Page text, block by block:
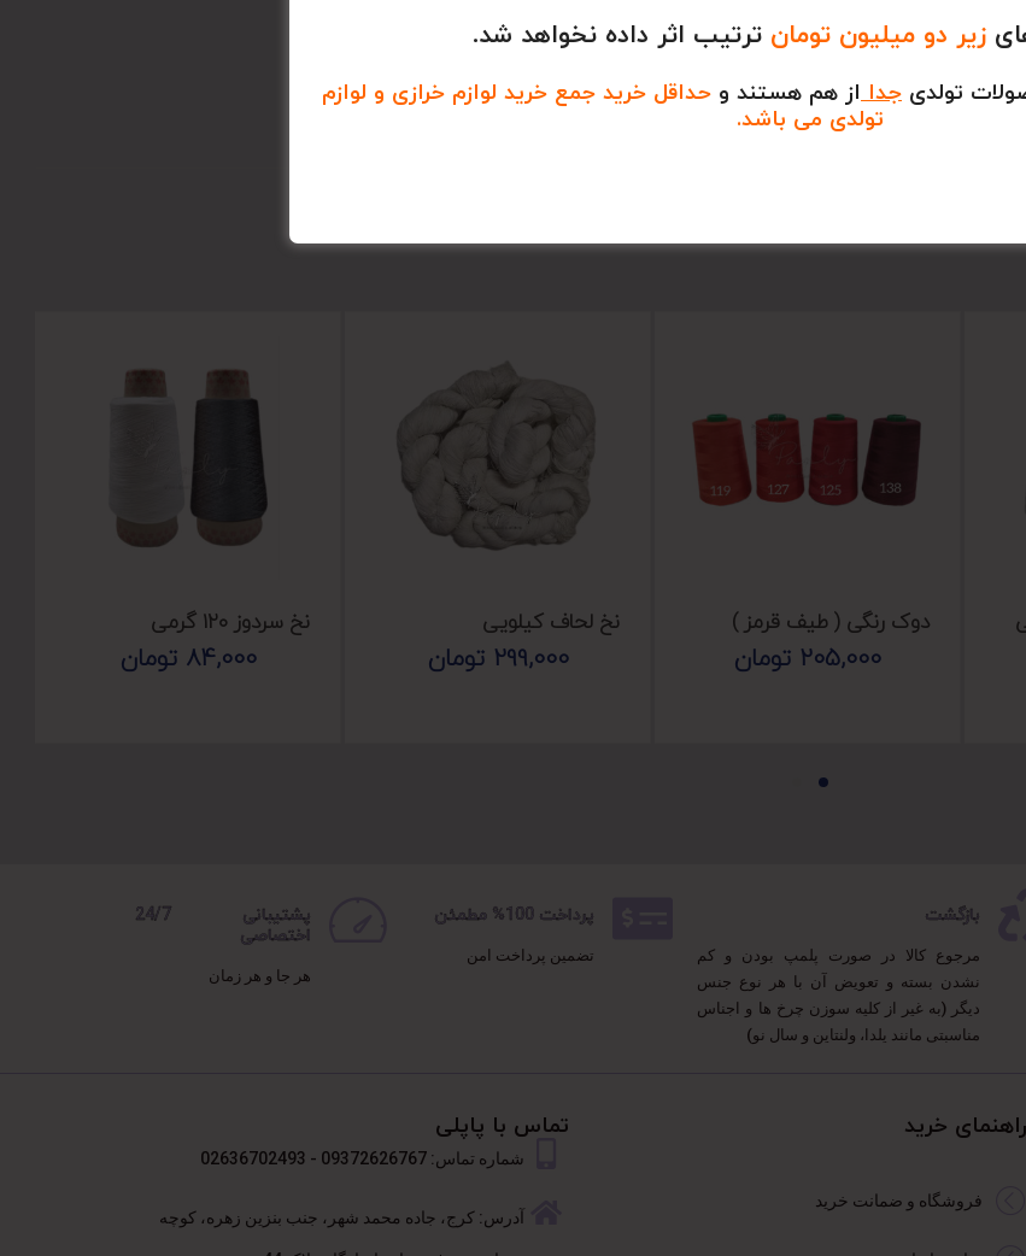
دوک رنگی ( طیف قرمز )
205,000 تومان
نخ لحاف کیلویی
299,000 تومان
نخ سردوز ۱۲۰ گرمی
84,000 تومان
بازگشت
مرجوع کالا در صورت پلمپ بودن و کم
نشدن بسته و تعویض آن با هر نوع جنس
دیگر (به غیر از کلیه سوزن چرخ ها و اجناس
مناسبتی مانند یلدا، ولنتاین و سال نو)
پرداخت 100% مطمئن
تضمین پرداخت امن
پشتیبانی 24/7
اختصاصی
هر جا و هر زمان
راهنمای خرید
فروشگاه و ضمانت خرید
تماس با پاپلی
شماره تماس: 09372626767 - 02636702493
آدرس: کرج، جاده محمد شهر، جنب بنزین زهره، کوچه
زیر دو میلیون تومان ترتیب اثر داده نخواهد شد.
تولدی جدا از هم هستند و حداقل خرید جمع خرید لوازم خرازی و لوازم
تولدی می باشد.